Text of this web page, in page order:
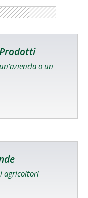
o un
agricoltori